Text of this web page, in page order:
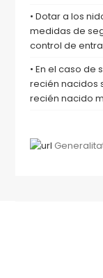
• Dotar a los
medidas de
control de
• En el caso
recién nacidos
recién nacido